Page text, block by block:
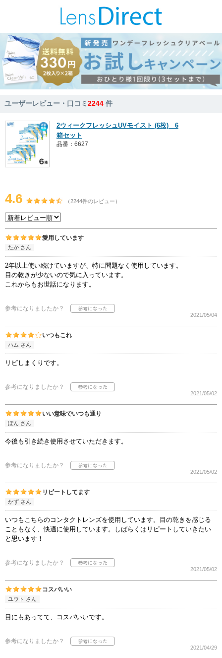
ユーザーレビュー・口コミ2244 件
2ウィークフレッシュUVモイスト (6枚) 6
箱セット
品番：6627
4.6 （2244件のレビュー）
愛用しています
たか さん
2年以上使い続けていますが、特に問題なく使用しています。
目の乾きが少ないので気に入っています。
これからもお世話になります。
参考になりましたか？
2021/05/04
いつもこれ
ハム さん
リピしまくりです。
参考になりましたか？
2021/05/02
いい意味でいつも通り
ぽん さん
今後も引き続き使用させていただきます。
参考になりましたか？
2021/05/02
リピートしてます
かず さん
いつもこちらのコンタクトレンズを使用しています。目の乾きを感じる
こともなく、快適に使用しています。しばらくはリピートしていきたい
と思います！
参考になりましたか？
2021/05/02
コスパいい
ユウト さん
目にもあってて、コスパいいです。
参考になりましたか？
2021/04/29